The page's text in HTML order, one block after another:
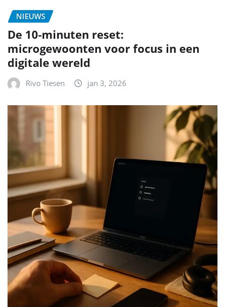
NIEUWS
De 10-minuten reset:
microgewoonten voor focus in een
digitale wereld
Rivo Tiesen jan 3, 2026